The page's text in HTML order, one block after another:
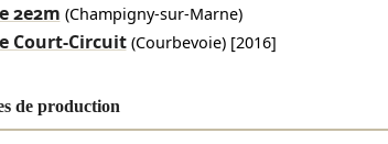
2e2m (Champigny-sur-Marne)
Court-Circuit(Courbevoie) [2016]
de production